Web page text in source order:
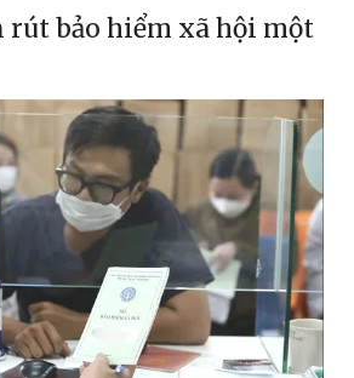
rút bảo hiểm xã hội một